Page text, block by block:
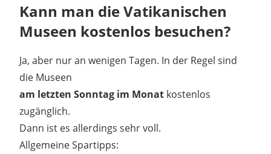
Kann man die Vatikanischen
Museen kostenlos besuchen?
Ja, aber nur an wenigen Tagen. In der Regel sind
die Museen
am letzten Sonntag im Monat kostenlos
zugänglich.
Dann ist es allerdings sehr voll.
Allgemeine Spartipps: